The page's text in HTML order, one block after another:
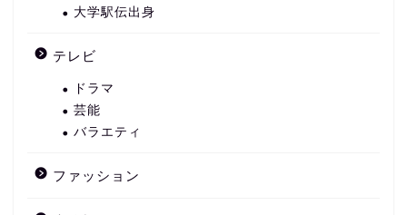
大学駅伝出身
テレビ
ドラマ
芸能
バラエティ
ファッション